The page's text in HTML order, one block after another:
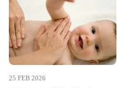
25 FEB 2026